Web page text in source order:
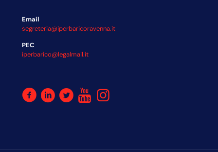
Email
segreteria@iperbaricoravenna.it
PEC
iperbarico@legalmail.it